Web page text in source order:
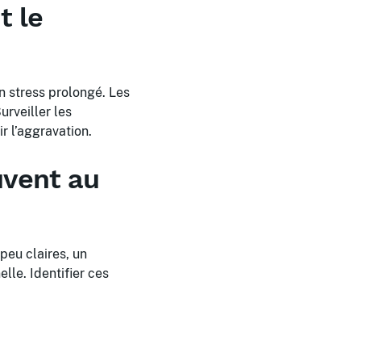
le
stress prolongé. Les
les
l’aggravation.
au
claires, un
Identifier ces